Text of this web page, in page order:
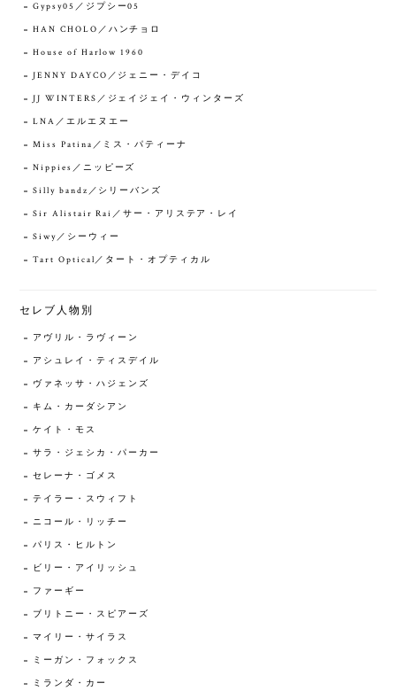
Gypsy05／ジプシー05
HAN CHOLO／ハンチョロ
House of Harlow 1960
JENNY DAYCO／ジェニー・デイコ
JJ WINTERS／ジェイジェイ・ウィンターズ
LNA／エルエヌエー
Miss Patina／ミス・パティーナ
Nippies／ニッピーズ
Silly bandz／シリーバンズ
Sir Alistair Rai／サー・アリステア・レイ
Siwy／シーウィー
Tart Optical／タート・オプティカル
セレブ人物別
アヴリル・ラヴィーン
アシュレイ・ティスデイル
ヴァネッサ・ハジェンズ
キム・カーダシアン
ケイト・モス
サラ・ジェシカ・パーカー
セレーナ・ゴメス
テイラー・スウィフト
ニコール・リッチー
パリス・ヒルトン
ビリー・アイリッシュ
ファーギー
ブリトニー・スピアーズ
マイリー・サイラス
ミーガン・フォックス
ミランダ・カー